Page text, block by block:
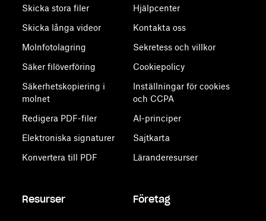
Skicka stora filer
Skicka långa videor
Molnfotolagring
Säker filöverföring
Säkerhetskopiering i
molnet
Redigera PDF-filer
Elektroniska signaturer
Konvertera till PDF
Hjälpcenter
Kontakta oss
Sekretess och villkor
Cookiepolicy
Inställningar för cookies
och CCPA
AI-principer
Sajtkarta
Läranderesurser
Resurser Företag